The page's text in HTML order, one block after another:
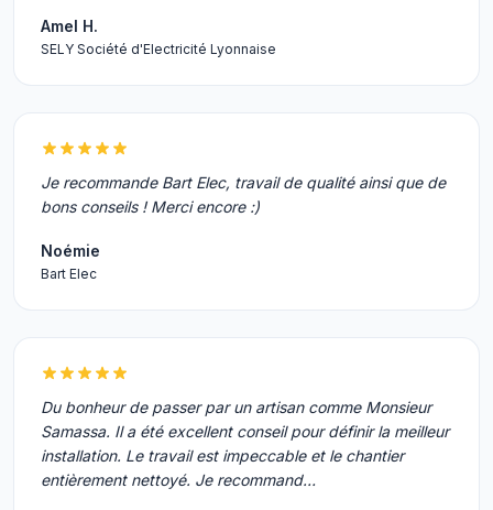
Amel H.
SELY Société d'Electricité Lyonnaise
Je recommande Bart Elec, travail de qualité ainsi que de
bons conseils ! Merci encore :)
Noémie
Bart Elec
Du bonheur de passer par un artisan comme Monsieur
Samassa. Il a été excellent conseil pour définir la meilleur
installation. Le travail est impeccable et le chantier
entièrement nettoyé. Je recommand…